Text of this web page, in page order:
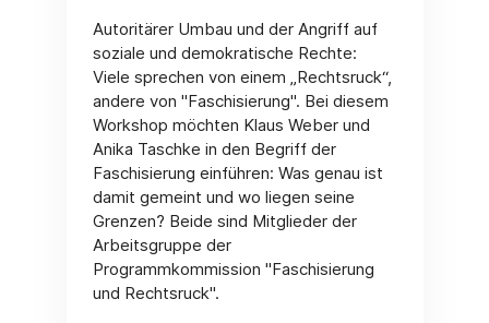
Autoritärer Umbau und der Angriff auf
soziale und demokratische Rechte:
Viele sprechen von einem „Rechtsruck“,
andere von "Faschisierung". Bei diesem
Workshop möchten Klaus Weber und
Anika Taschke in den Begriff der
Faschisierung einführen: Was genau ist
damit gemeint und wo liegen seine
Grenzen? Beide sind Mitglieder der
Arbeitsgruppe der
Programmkommission "Faschisierung
und Rechtsruck".